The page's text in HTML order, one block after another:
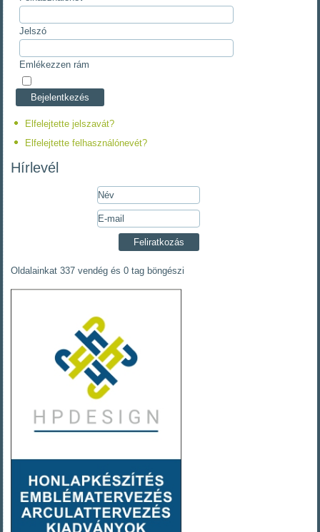
Jelszó
Emlékezzen rám
Elfelejtette jelszavát?
Elfelejtette felhasználónevét?
Hírlevél
Oldalainkat 337 vendég és 0 tag böngészi